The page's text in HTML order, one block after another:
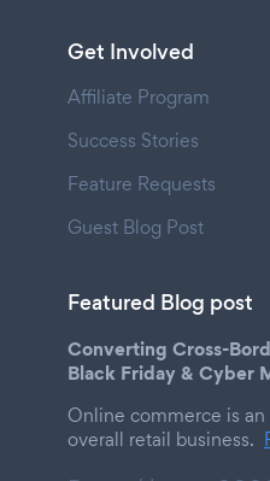
Get Involved
Affiliate Program
Success Stories
Feature Requests
Guest Blog Post
Featured Blog post
Converting Cross-
Black Friday & Cyber
Online commerce is
overall retail business.